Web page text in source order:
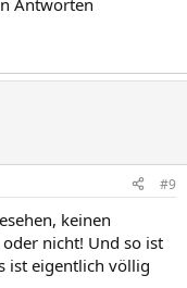
Antworten
#9
keinen
nicht! Und so ist
ist eigentlich völlig